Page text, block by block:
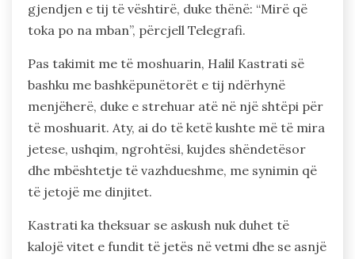
gjendjen e tij të vështirë, duke thënë: “Mirë që
toka po na mban”, përcjell Telegrafi.
Pas takimit me të moshuarin, Halil Kastrati së
bashku me bashkëpunëtorët e tij ndërhynë
menjëherë, duke e strehuar atë në një shtëpi për
të moshuarit. Aty, ai do të ketë kushte më të mira
jetese, ushqim, ngrohtësi, kujdes shëndetësor
dhe mbështetje të vazhdueshme, me synimin që
të jetojë me dinjitet.
Kastrati ka theksuar se askush nuk duhet të
kalojë vitet e fundit të jetës në vetmi dhe se asnjë